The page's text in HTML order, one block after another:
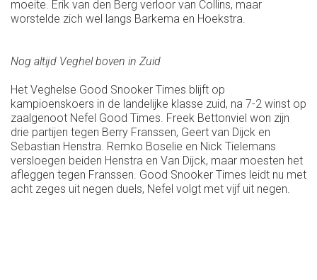
moeite. Erik van den Berg verloor van Collins, maar
worstelde zich wel langs Barkema en Hoekstra.
Nog altijd Veghel boven in Zuid
Het Veghelse Good Snooker Times blijft op
kampioenskoers in de landelijke klasse zuid, na 7-2 winst op
zaalgenoot Nefel Good Times. Freek Bettonviel won zijn
drie partijen tegen Berry Franssen, Geert van Dijck en
Sebastian Henstra. Remko Boselie en Nick Tielemans
versloegen beiden Henstra en Van Dijck, maar moesten het
afleggen tegen Franssen. Good Snooker Times leidt nu met
acht zeges uit negen duels, Nefel volgt met vijf uit negen.